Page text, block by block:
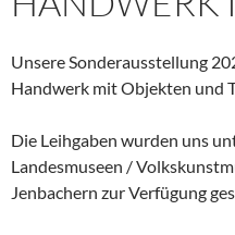
Unsere Sonderausstellung
Handwerk mit Objekten und
Die Leihgaben wurden uns
Landesmuseen /
Jenbachern zur Verfügung